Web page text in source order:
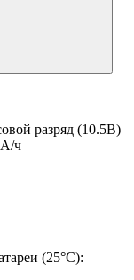
разряд (10.5В)
А/ч
(25°С):